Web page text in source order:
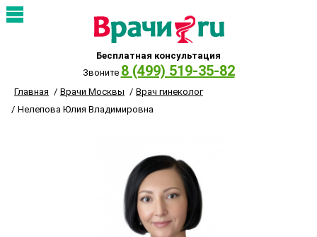
Бесплатная консультация
Звоните 8 (499) 519-35-82
Главная Врачи Москвы
Врач гинеколог
Нелепова Юлия Владимировна